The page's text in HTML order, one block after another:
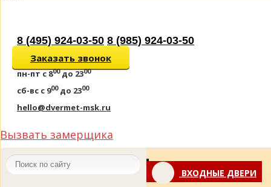
8 (495) 924-03-50 8 (985) 924-03-50
Заказать звонок
пн-пт с 800до 2300
сб-вс с 900до 2300
hello@dvermet-msk.ru
Вызвать замерщика
Toggle
navigationВХОДНЫЕ ДВЕРИ